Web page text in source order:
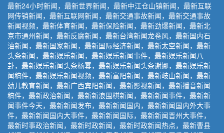
最新24小时新闻，最新世界新闻，最新中江仓山镇新闻，最新互联
网传销新闻，最新互联网新闻，最新交通事故新闻，最新交通事故
新闻视频，最新体育新闻，最新保险新闻，最新劲爆新闻，最新北
京市通州新闻，最新反腐新闻，最新台湾新闻龙卷风，最新国内石
油新闻，最新国家新闻，最新国际经济新闻，最新太空新闻，最新
头条新闻，最新娱乐新闻，最新娱乐新闻事件，最新娱乐新闻八
卦，最新娱乐新闻头条杨幂，最新娱乐新闻头条谢娜，最新娱乐新
闻稿件，最新娱乐新闻视频，最新富阳新闻，最新岐山新闻，最新
幼儿教育新闻，最新广西宾阳新闻，最新影视新闻，最新播音新闻
稿件，最新政治新闻，最新新浪围棋新闻，最新新闻事件，最新新
闻事件今天，最新新闻发布，最新新闻国内，最新新闻国内外大事
件，最新新闻国内大事件，最新新闻国际，最新新闻晋州大事件，
最新时事政治新闻，最新时政新闻，最新时政新闻热点，最新曹县